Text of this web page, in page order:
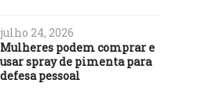
julho 24, 2026
Mulheres podem comprar e
usar spray de pimenta para
defesa pessoal